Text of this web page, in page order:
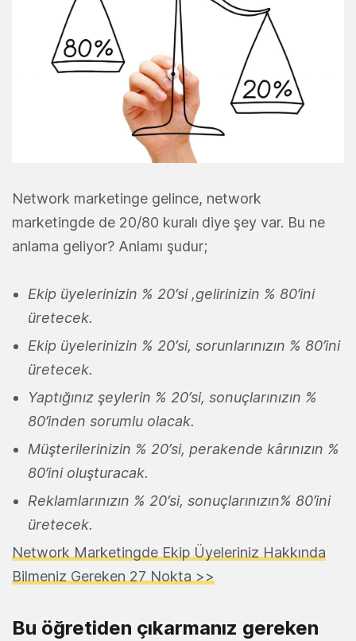
Network marketinge gelince, network
marketingde de 20/80 kuralı diye şey var. Bu ne
anlama geliyor? Anlamı şudur;
Ekip üyelerinizin % 20’si ,gelirinizin % 80’ini
üretecek.
Ekip üyelerinizin % 20’si, sorunlarınızın % 80’ini
üretecek.
Yaptığınız şeylerin % 20’si, sonuçlarınızın %
80’inden sorumlu olacak.
Müşterilerinizin % 20’si, perakende kârınızın %
80’ini oluşturacak.
Reklamlarınızın % 20’si, sonuçlarınızın% 80’ini
üretecek.
Network Marketingde Ekip Üyeleriniz Hakkında
Bilmeniz Gereken 27 Nokta >>
Bu öğretiden çıkarmanız gereken